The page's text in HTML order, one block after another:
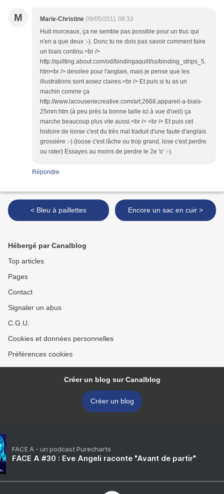
M Marie-Christine 09/05/2011 08:33
Huit morceaux, ça ne semble pas possible pour un truc qui
n'en a que deux :-). Donc tu ne dois pas savoir comment faire
un biais continu.<br />
http://quilting.about.com/od/bindingaquilt/ss/binding_strips_5.
htm<br /> desolee pour l'anglais, mais je pense que les
illustrations sont assez claires.<br /> Et puis si tu as un
machin comme ça
http://www.lacouseriecreative.com/art,2668,appareil-a-biais-
25mm.htm (à peu près la bonne taille ici à vue d'oeil) ça
marche beaucoup plus vite aussi.<br /> <br /> Et puis cet
histoire de loose c'est du très mal traduit d'une faute d'anglais
grossière :-) (loose c'est lâche ou trop grand, lose c'est perdre
ou rater) Essayes au moins de perdre le 2e 'o' :-).
Répondre
< Bleu à paillettes Encore un sac en cuir >
Hébergé par Canalblog
Top articles
Pages
Contact
Signaler un abus
C.G.U.
Cookies et données personnelles
Préférences cookies
Créer un blog sur Canalblog
Créer un blog
FACE A - un podcast Purecharts
FACE A #30 : Eve Angeli raconte "Avant de partir"